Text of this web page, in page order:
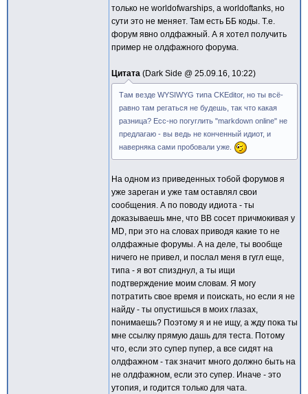
только не worldofwarships, а worldoftanks, но
сути это не меняет. Там есть ББ коды. Т.е.
форум явно олдфажный. А я хотел получить
пример не олдфажного форума.
Цитата Dark Side @ 25.09.16, 10:22
Там везде WYSIWYG типа CKEditor, но ты всё-
равно там регаться не будешь, так что какая
разница? Есс-но погуглить "markdown online" не
предлагаю - вы ведь не конченный идиот, и
наверняка сами пробовали уже.
На одном из приведенных тобой форумов я
уже зареган и уже там оставлял свои
сообщения. А по поводу идиота - ты
доказываешь мне, что BB сосет причмокивая у
MD, при это на словах приводя какие то не
олдфажные форумы. А на деле, ты вообще
ничего не привел, и послал меня в гугл еще,
типа - я вот спизднул, а ты ищи
подтверждение моим словам. Я могу
потратить свое время и поискать, но если я не
найду - ты опустишься в моих глазах,
понимаешь? Поэтому я и не ищу, а жду пока ты
мне ссылку прямую дашь для теста. Потому
что, если это супер пупер, а все сидят на
олдфажном - так значит много должно быть на
не олдфажном, если это супер. Иначе - это
утопия, и годится только для чата.